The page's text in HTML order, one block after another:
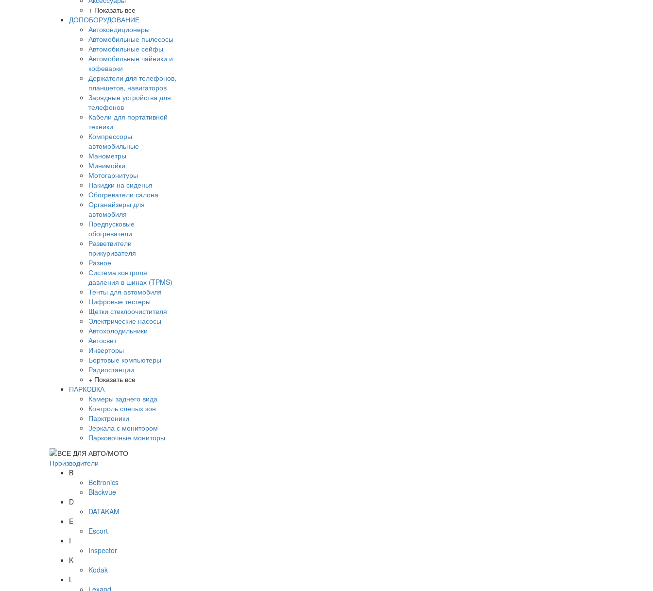
+ Показать все
ДОПОБОРУДОВАНИЕ
Автокондиционеры
Автомобильные пылесосы
Автомобильные сейфы
Автомобильные чайники и
кофеварки
Держатели для телефонов,
планшетов, навигаторов
Зарядные устройства для
телефонов
Кабели для портативной
техники
Компрессоры
автомобильные
Манометры
Минимойки
Мотогарнитуры
Накидки на сиденья
Обогреватели салона
Органайзеры для
автомобиля
Предпусковые
обогреватели
Разветвители
прикуривателя
Разное
Система контроля
давления в шинах (TPMS)
Тенты для автомобиля
Цифровые тестеры
Щетки стеклоочистителя
Электрические насосы
Автохолодильники
Автосвет
Инверторы
Бортовые компьютеры
Радиостанции
+ Показать все
ПАРКОВКА
Камеры заднего вида
Контроль слепых зон
Парктроники
Зеркала с монитором
Парковочные мониторы
Производители
B
Beltronics
Blackvue
D
DATAKAM
E
Escort
I
Inspector
K
Kodak
L